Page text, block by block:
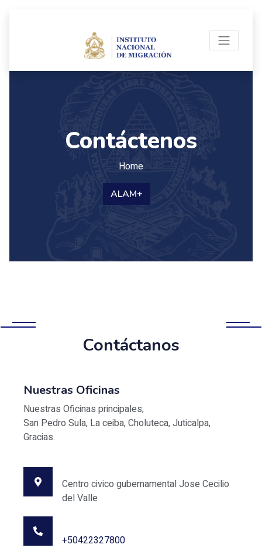
Contáctenos
Home
ALAM+
Contáctanos
Nuestras Oficinas
Nuestras Oficinas principales;
San Pedro Sula, La ceiba, Choluteca, Juticalpa,
Gracias.
Centro civico gubernamental Jose Cecilio
del Valle
+50422327800